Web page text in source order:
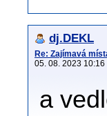
dj.DEKL
Re: Zajímavá
05. 08. 2023 10:16
a